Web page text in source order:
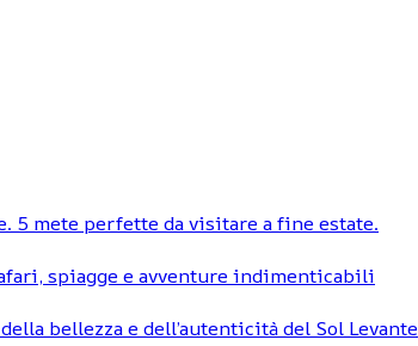
5 mete perfette da visitare a fine estate.
spiagge e avventure indimenticabili
bellezza e dell’autenticità del Sol Levante